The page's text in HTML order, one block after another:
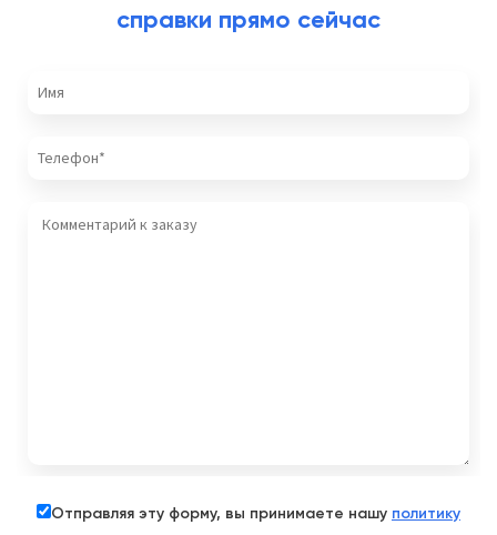
справки прямо сейчас
Отправляя эту форму, вы принимаете нашу политику